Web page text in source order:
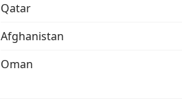
Qatar
Afghanistan
Oman